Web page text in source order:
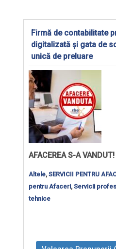
Firmă de contabilitate
digitalizată și gata de
unică de preluare
AFACEREA S-A VANDUT!
Altele, SERVICII PENTRU
pentru Afaceri, Servicii
tehnice